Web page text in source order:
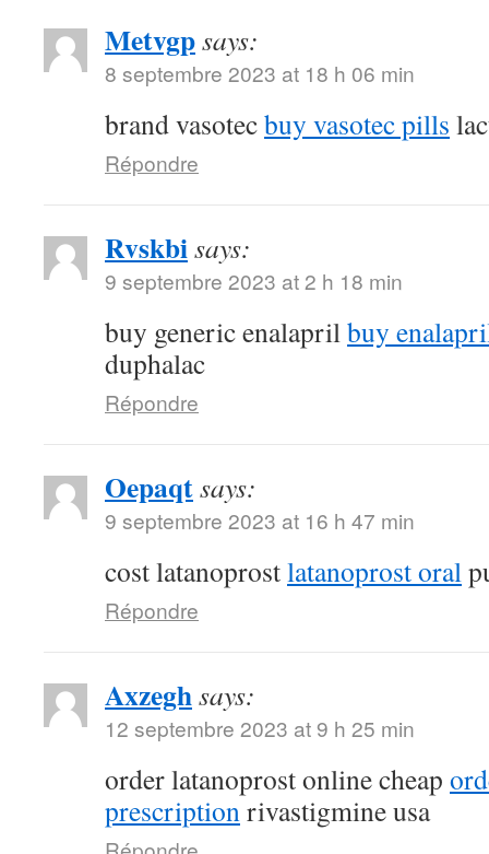
Metvgpsays:
8 septembre 2023 at 18 h 06 min
brand vasotecbuy vasotec pills
Répondre
Rvskbisays:
9 septembre 2023 at 2 h 18 min
buy generic enalapril buy
duphalac
Répondre
Oepaqtsays:
9 septembre 2023 at 16 h 47 min
cost latanoprostlatanoprost oral
Répondre
Axzeghsays:
12 septembre 2023 at 9 h 25 min
order latanoprost online cheap
prescription rivastigmine usa